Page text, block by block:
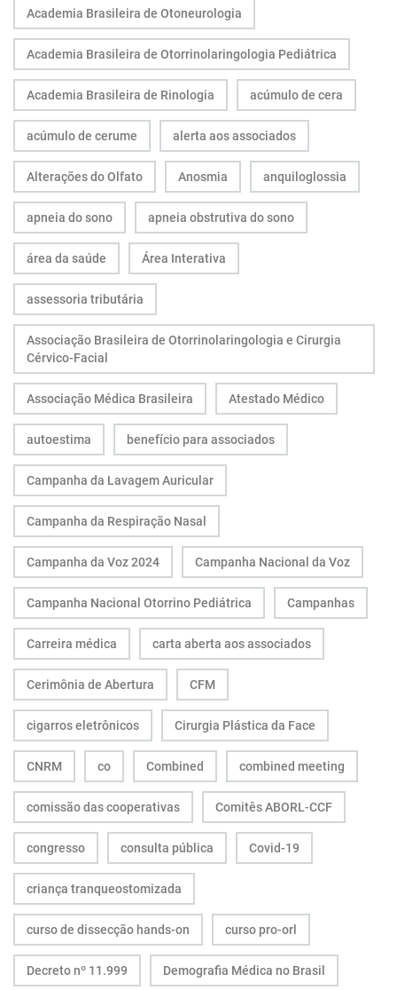
Academia Brasileira de Otoneurologia
Academia Brasileira de Otorrinolaringologia Pediátrica
Academia Brasileira de Rinologia acúmulo de cera
acúmulo de cerume alerta aos associados
Alterações do Olfato Anosmia anquiloglossia
apneia do sono apneia obstrutiva do sono
área da saúde Área Interativa
assessoria tributária
Associação Brasileira de Otorrinolaringologia e Cirurgia
Cérvico-Facial
Associação Médica Brasileira Atestado Médico
autoestima benefício para associados
Campanha da Lavagem Auricular
Campanha da Respiração Nasal
Campanha da Voz 2024 Campanha Nacional da Voz
Campanha Nacional Otorrino Pediátrica Campanhas
Carreira médica carta aberta aos associados
Cerimônia de Abertura CFM
cigarros eletrônicos Cirurgia Plástica da Face
CNRM co Combined combined meeting
comissão das cooperativas Comitês ABORL-CCF
congresso consulta pública Covid-19
criança tranqueostomizada
curso de dissecção hands-on curso pro-orl
Decreto nº 11.999 Demografia Médica no Brasil